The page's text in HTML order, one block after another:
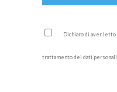
Dichiaro di aver letto
trattamento dei dati personali.